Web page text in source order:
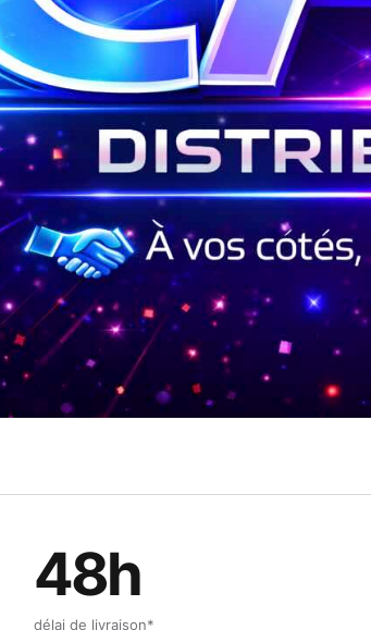
48h
délai de livraison*